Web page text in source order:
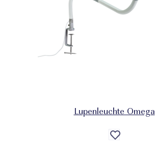
Lupenleuchte Omega
Auf
die